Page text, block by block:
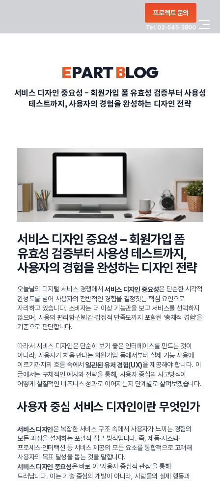
프로젝트 문의
Tel. 02-545-3800
PORTFOLIO
정부지원사업
EPARTBLOG
서비스 디자인 중요성 – 회원가입 폼 유효성 검증부터 사용성
테스트까지, 사용자의 경험을 완성하는 디자인 전략
서비스 디자인 중요성 – 회원가입 폼
유효성 검증부터 사용성 테스트까지,
사용자의 경험을 완성하는 디자인 전략
오늘날의 디지털 서비스 경쟁에서서비스 디자인 중요성은 단순한 시각적
완성도를 넘어 사용자의 전반적인 경험을 결정짓는 핵심 요인으로
자리하고 있습니다. 소비자는 더 이상 기능만을 보고 서비스를 선택하지
않으며, 사용의 편리함·신뢰감·감정적 만족도까지 포함된 ‘총체적 경험’을
기준으로 판단합니다.
따라서 서비스 디자인은 단순히 보기 좋은 인터페이스를 만드는 것이
아니라, 사용자가 처음 만나는 회원가입 폼에서부터 실제 기능 사용에
이르기까지의 흐름 속에서일관된 유저 경험(UX)을 제공해야 합니다. 이
글에서는 구체적인 예시와 전략을 통해, 사용자 중심의 사고방식이
어떻게 실질적인 비즈니스 성과로 이어지는지 단계별로 살펴보겠습니다.
사용자 중심 서비스 디자인이란 무엇인가
서비스 디자인은 복잡한 서비스 구조 속에서 사용자가 느끼는 경험의
모든 과정을 설계하는 포괄적 접근 방식입니다. 즉, 제품·시스템·
프로세스·인터랙션 등 서비스 제공의 모든 요소를 통합적으로 고려해
사용자의 목표 달성을 돕는 것을 말합니다.
서비스 디자인 중요성은 바로 이 ‘사용자 중심적 관점’을 통해
드러납니다. 이는 기술 중심의 개발이 아니라, 사람들의 실제 행동과